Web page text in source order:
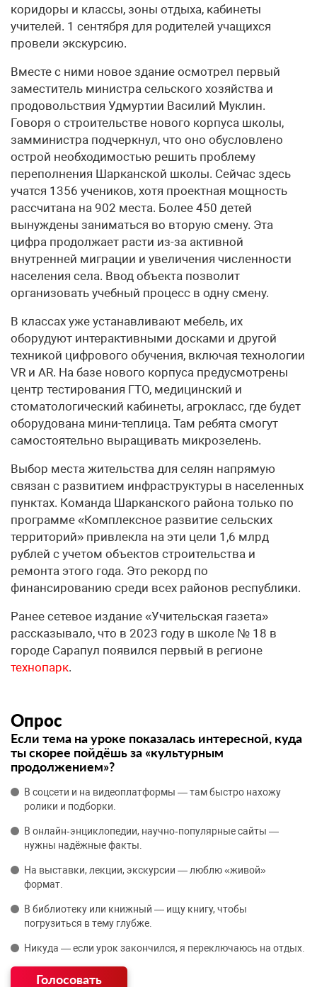
коридоры и классы, зоны отдыха, кабинеты
учителей. 1 сентября для родителей учащихся
провели экскурсию.
Вместе с ними новое здание осмотрел первый
заместитель министра сельского хозяйства и
продовольствия Удмуртии Василий Муклин.
Говоря о строительстве нового корпуса школы,
замминистра подчеркнул, что оно обусловлено
острой необходимостью решить проблему
переполнения Шарканской школы. Сейчас здесь
учатся 1356 учеников, хотя проектная мощность
рассчитана на 902 места. Более 450 детей
вынуждены заниматься во вторую смену. Эта
цифра продолжает расти из-за активной
внутренней миграции и увеличения численности
населения села. Ввод объекта позволит
организовать учебный процесс в одну смену.
В классах уже устанавливают мебель, их
оборудуют интерактивными досками и другой
техникой цифрового обучения, включая технологии
VR и AR. На базе нового корпуса предусмотрены
центр тестирования ГТО, медицинский и
стоматологический кабинеты, агрокласс, где будет
оборудована мини-теплица. Там ребята смогут
самостоятельно выращивать микрозелень.
Выбор места жительства для селян напрямую
связан с развитием инфраструктуры в населенных
пунктах. Команда Шарканского района только по
программе «Комплексное развитие сельских
территорий» привлекла на эти цели 1,6 млрд
рублей с учетом объектов строительства и
ремонта этого года. Это рекорд по
финансированию среди всех районов республики.
Ранее сетевое издание «Учительская газета»
рассказывало, что в 2023 году в школе № 18 в
городе Сарапул появился первый в регионе
технопарк.
Опрос
Если тема на уроке показалась интересной, куда
ты скорее пойдёшь за «культурным
продолжением»?
В соцсети и на видеоплатформы — там быстро нахожу
ролики и подборки.
В онлайн‑энциклопедии, научно‑популярные сайты —
нужны надёжные факты.
На выставки, лекции, экскурсии — люблю «живой»
формат.
В библиотеку или книжный — ищу книгу, чтобы
погрузиться в тему глубже.
Никуда — если урок закончился, я переключаюсь на отдых.